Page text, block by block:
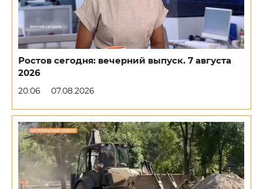
Ростов сегодня: вечерний выпуск. 7 августа
2026
20:06 07.08.2026